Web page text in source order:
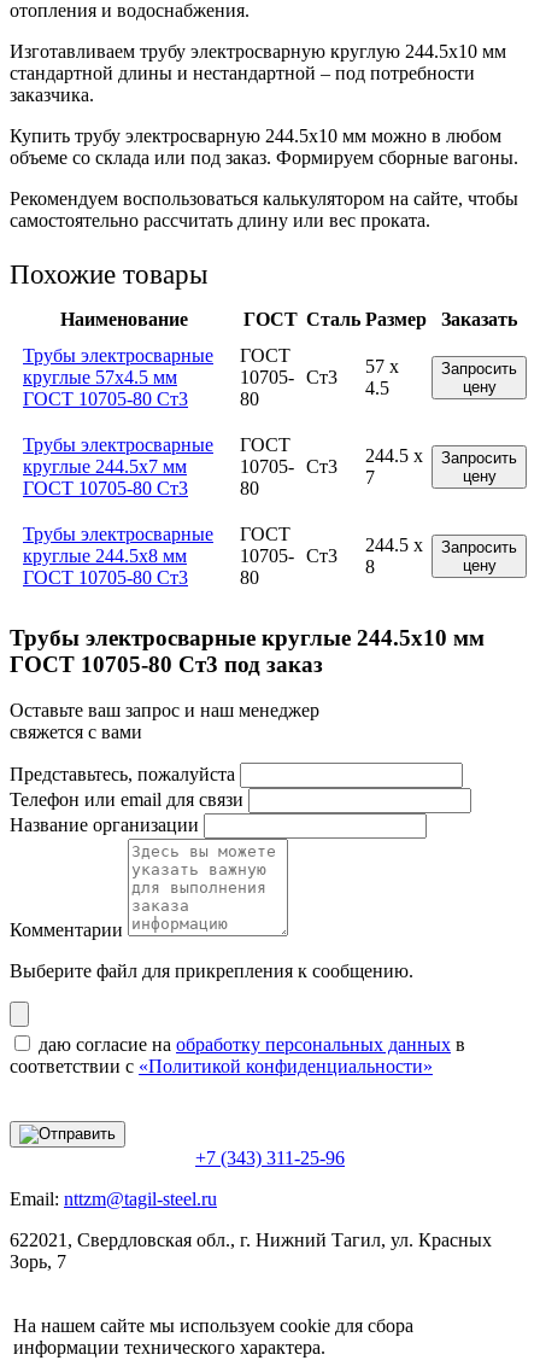
отопления и водоснабжения.
Изготавливаем трубу электросварную круглую 244.5х10 мм
стандартной длины и нестандартной – под потребности
заказчика.
Купить трубу электросварную 244.5х10 мм можно в любом
объеме со склада или под заказ. Формируем сборные вагоны.
Рекомендуем воспользоваться калькулятором на сайте, чтобы
самостоятельно рассчитать длину или вес проката.
Похожие товары
Наименование ГОСТ Сталь Размер
Заказать
Трубы электросварные
круглые 57x4.5 мм
ГОСТ 10705-80 Ст3
ГОСТ
10705-
80
Ст3
57 x
4.5
Запросить
цену
Трубы электросварные
круглые 244.5x7 мм
ГОСТ 10705-80 Ст3
ГОСТ
10705-
80
Ст3
244.5 x
7
Запросить
цену
Трубы электросварные
круглые 244.5x8 мм
ГОСТ 10705-80 Ст3
ГОСТ
10705-
80
Ст3
244.5 x
8
Запросить
цену
Трубы электросварные круглые 244.5x10 мм
ГОСТ 10705-80 Ст3 под заказ
Оставьте ваш запрос и наш менеджер
свяжется с вами
Представьтесь, пожалуйста
Телефон или email для связи
Название организации
Комментарии
Выберите файл для прикрепления к сообщению.
даю согласие на обработку персональных данных в
соответствии с «Политикой конфиденциальности»
+7 (343) 311-25-96
Email: nttzm@tagil-steel.ru
622021, Свердловская обл., г. Нижний Тагил, ул. Красных
Зорь, 7
На нашем сайте мы используем cookie для сбора
информации технического характера.